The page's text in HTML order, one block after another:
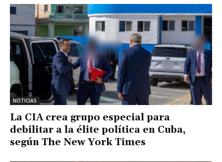
NOTICIAS
La CIA crea grupo especial para
debilitar a la élite política en Cuba,
según The New York Times